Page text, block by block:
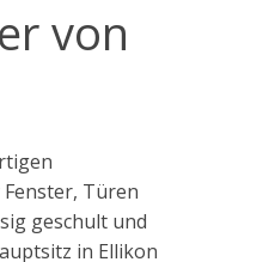
von
Türen
geschult und
in Ellikon